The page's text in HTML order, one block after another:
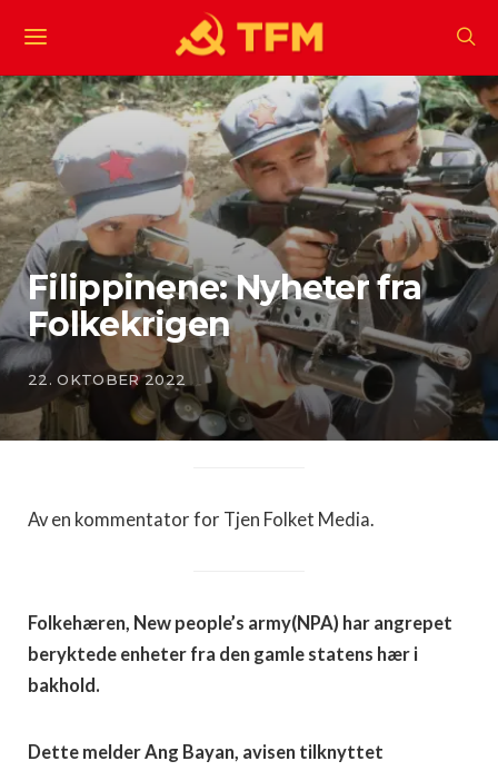
Filippinene: Nyheter fra
Folkekrigen
22. OKTOBER 2022
Av en kommentator for Tjen Folket Media.
Folkehæren, New people’s army(NPA) har angrepet
beryktede enheter fra den gamle statens hær i
bakhold.
Dette melder Ang Bayan, avisen tilknyttet